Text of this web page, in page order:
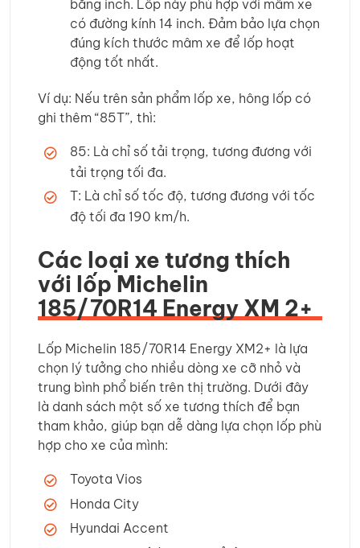
bằng inch. Lốp này phù hợp với mâm xe
có đường kính 14 inch. Đảm bảo lựa chọn
đúng kích thước mâm xe để lốp hoạt
động tốt nhất.
Ví dụ: Nếu trên sản phẩm lốp xe, hông lốp có
ghi thêm “85T”, thì:
85: Là chỉ số tải trọng, tương đương với
tải trọng tối đa.
T: Là chỉ số tốc độ, tương đương với tốc
độ tối đa 190 km/h.
Các loại xe tương thích
với lốp Michelin
185/70R14 Energy XM 2+
Lốp Michelin 185/70R14 Energy XM2+ là lựa
chọn lý tưởng cho nhiều dòng xe cỡ nhỏ và
trung bình phổ biến trên thị trường. Dưới đây
là danh sách một số xe tương thích để bạn
tham khảo, giúp bạn dễ dàng lựa chọn lốp phù
hợp cho xe của mình:
Toyota Vios
Honda City
Hyundai Accent